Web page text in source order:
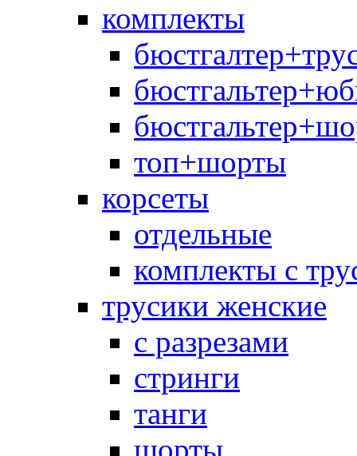
комплекты
топ+шорты
корсеты
отдельные
комплекты с
трусики женские
с разрезами
стринги
танги